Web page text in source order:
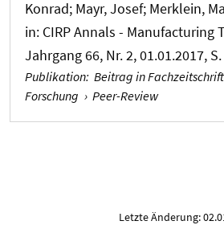
Konrad; Mayr, Josef; Merklein,
in: CIRP Annals - Manufacturing
Jahrgang 66, Nr. 2, 01.01.2017,
Publikation: Beitrag in Fachzeitschrift
Forschung › Peer-Review
Letzte Änderung: